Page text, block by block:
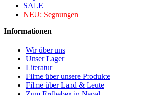
SALE
NEU: Segnungen
Informationen
Wir über uns
Unser Lager
Literatur
Filme über unsere Produkte
Filme über Land & Leute